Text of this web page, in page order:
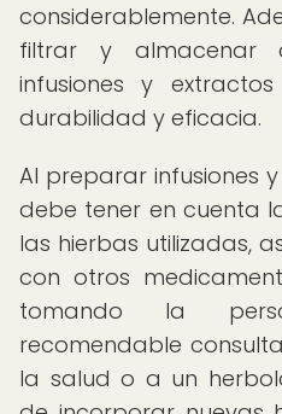
considerablemente.
filtrar y almacenar
infusiones y
durabilidad y eficacia.
Al preparar infusiones
debe tener en cuenta
las hierbas utilizadas,
con otros
tomando la
recomendable
la salud o a un